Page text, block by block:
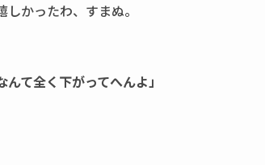
かったわ、すまぬ。
て全く下がってへんよ」